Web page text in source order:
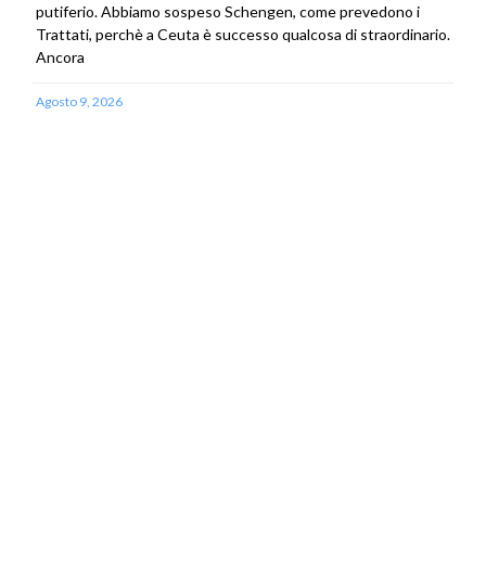
putiferio. Abbiamo sospeso Schengen, come prevedono i
Trattati, perchè a Ceuta è successo qualcosa di straordinario.
Ancora
Agosto 9, 2026